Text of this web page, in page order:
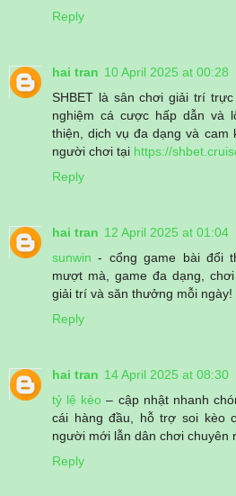
Reply
hai tran 10 April 2025 at 00:28
SHBET là sân chơi giải trí
nghiệm cá cược hấp dẫn và
thiện, dịch vụ đa dạng và cam
người chơi tại https://
Reply
hai tran 12 April 2025 at 01:04
sunwin - cổng game bài đổi
mượt mà, game đa dạng,
giải trí và săn thưởng mỗi ngày!
Reply
hai tran 14 April 2025 at 08:30
tỷ lệ kèo – cập nhật nhanh
cái hàng đầu, hỗ trợ soi kèo
người mới lẫn dân chơi chuyên
Reply